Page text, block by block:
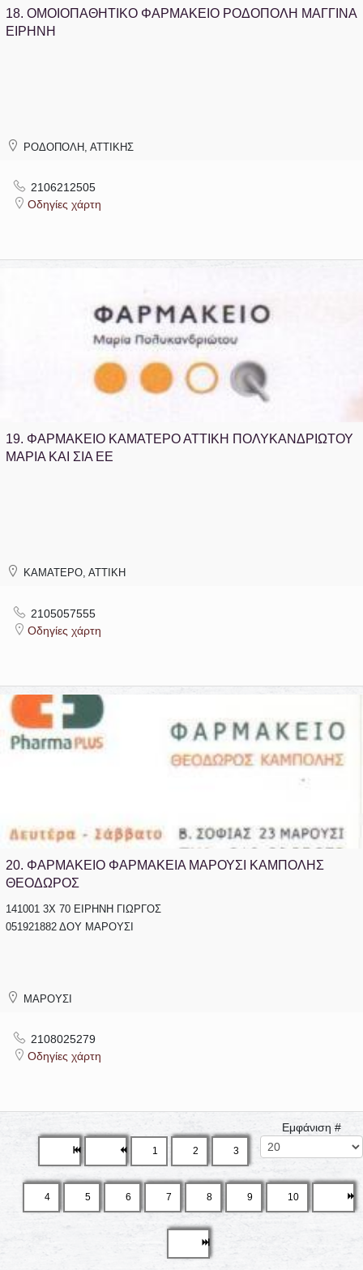
18. ΟΜΟΙΟΠΑΘΗΤΙΚΟ ΦΑΡΜΑΚΕΙΟ ΡΟΔΟΠΟΛΗ ΜΑΓΓΙΝΑ
ΕΙΡΗΝΗ
ΡΟΔΟΠΟΛΗ, ΑΤΤΙΚΗΣ
2106212505
Οδηγίες χάρτη
19. ΦΑΡΜΑΚΕΙΟ ΚΑΜΑΤΕΡΟ ΑΤΤΙΚΗ ΠΟΛΥΚΑΝΔΡΙΩΤΟΥ
ΜΑΡΙΑ ΚΑΙ ΣΙΑ ΕΕ
ΚΑΜΑΤΕΡΟ, ΑΤΤΙΚΗ
2105057555
Οδηγίες χάρτη
20. ΦΑΡΜΑΚΕΙΟ ΦΑΡΜΑΚΕΙΑ ΜΑΡΟΥΣΙ ΚΑΜΠΟΛΗΣ
ΘΕΟΔΩΡΟΣ
141001 3Χ 70 ΕΙΡΗΝΗ ΓΙΩΡΓΟΣ
051921882 ΔΟΥ ΜΑΡΟΥΣΙ
ΜΑΡΟΥΣΙ
2108025279
Οδηγίες χάρτη
Εμφάνιση #
1 2 3
4 5 6 7 8 9 10